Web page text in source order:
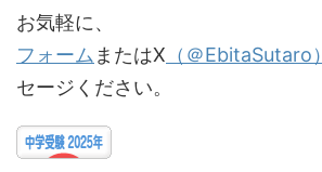
お気軽に、
フォーム またはX （＠EbitaSutaro）
セージください。